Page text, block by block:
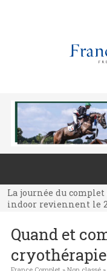
La journée du complet
indoor reviennent le
La journée du complet
indoor reviennent le
indoor reviennent le
Quand et